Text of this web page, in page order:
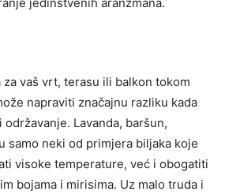
vaš vrt, terasu ili balkon tokom
napraviti značajnu razliku kada
održavanje. Lavanda, baršun,
samo neki od primjera biljaka koje
visoke temperature, već i obogatiti
bojama i mirisima. Uz malo truda i